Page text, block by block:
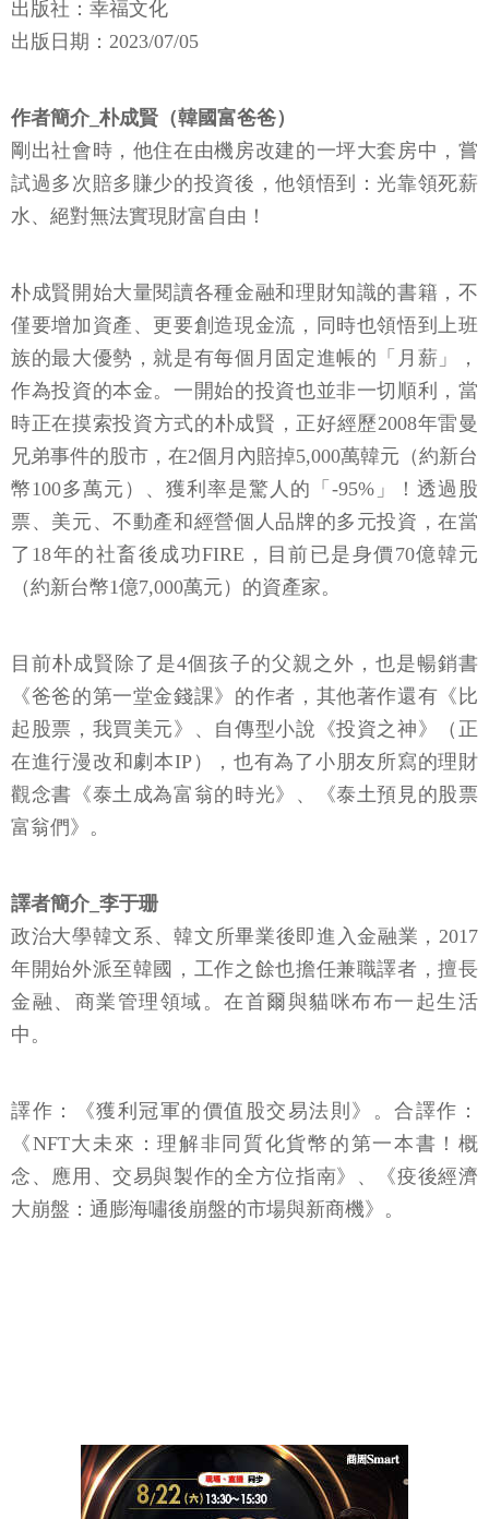
出版社：幸福文化
出版日期：2023/07/05
作者簡介_朴成賢（韓國富爸爸）
剛出社會時，他住在由機房改建的一坪大套房中，嘗
試過多次賠多賺少的投資後，他領悟到：光靠領死薪
水、絕對無法實現財富自由！
朴成賢開始大量閱讀各種金融和理財知識的書籍，不
僅要增加資產、更要創造現金流，同時也領悟到上班
族的最大優勢，就是有每個月固定進帳的「月薪」，
作為投資的本金。一開始的投資也並非一切順利，當
時正在摸索投資方式的朴成賢，正好經歷2008年雷曼
兄弟事件的股市，在2個月內賠掉5,000萬韓元（約新台
幣100多萬元）、獲利率是驚人的「-95%」！透過股
票、美元、不動產和經營個人品牌的多元投資，在當
了18年的社畜後成功FIRE，目前已是身價70億韓元
（約新台幣1億7,000萬元）的資產家。
目前朴成賢除了是4個孩子的父親之外，也是暢銷書
《爸爸的第一堂金錢課》的作者，其他著作還有《比
起股票，我買美元》、自傳型小說《投資之神》（正
在進行漫改和劇本IP），也有為了小朋友所寫的理財
觀念書《泰土成為富翁的時光》、《泰土預見的股票
富翁們》。
譯者簡介_李于珊
政治大學韓文系、韓文所畢業後即進入金融業，2017
年開始外派至韓國，工作之餘也擔任兼職譯者，擅長
金融、商業管理領域。在首爾與貓咪布布一起生活
中。
譯作：《獲利冠軍的價值股交易法則》。合譯作：
《NFT大未來：理解非同質化貨幣的第一本書！概
念、應用、交易與製作的全方位指南》、《疫後經濟
大崩盤：通膨海嘯後崩盤的市場與新商機》。